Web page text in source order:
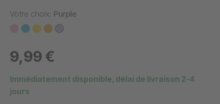
Votre choix: Purple
9,99 €
Immédiatement disponible, délai de livraison 2-4
jours